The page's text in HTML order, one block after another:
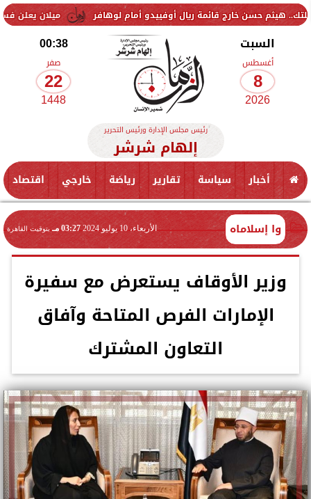
ميلان يعلن فسخ عقد حسن خارج قائمة ريال أوفييدو أمام لوهافر
السبت
أغسطس
8
2026
00:38
صفر
22
1448
رئيس مجلس الإدارة ورئيس التحرير
إلهام شرشر
أخبار سياسة تقارير رياضة خارجي اقتصاد
وا إسلاماه الأربعاء، 10 يوليو 2024 03:27 مـ بتوقيت القاهرة
وزير الأوقاف يستعرض مع سفيرة
الإمارات الفرص المتاحة وآفاق
التعاون المشترك